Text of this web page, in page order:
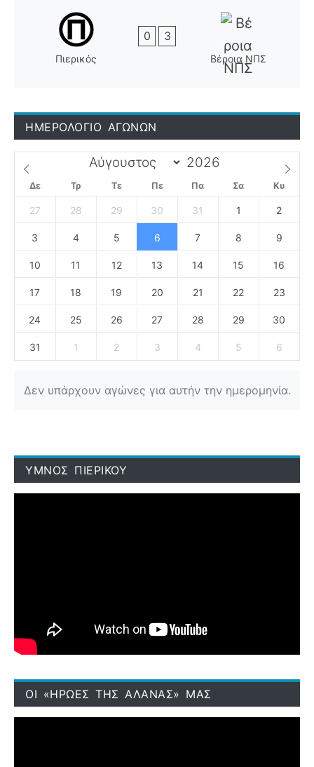
Πιερικός
0 3
Βέροια ΝΠΣ
ΗΜΕΡΟΛΟΓΙΟ ΑΓΩΝΩΝ
Δε Τρ Τε Πε Πα Σα Κυ
27 28 29 30 31 1 2
3 4 5 6 7 8 9
10 11 12 13 14 15 16
17 18 19 20 21 22 23
24 25 26 27 28 29 30
31 1 2 3 4 5 6
Δεν υπάρχουν αγώνες για αυτήν την ημερομηνία.
ΥΜΝΟΣ ΠΙΕΡΙΚΟΥ
ΟΙ «ΗΡΩΕΣ ΤΗΣ ΑΛΑΝΑΣ» ΜΑΣ